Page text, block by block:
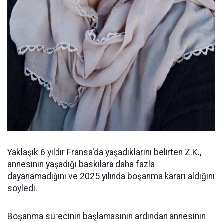
Yaklaşık 6 yıldır Fransa'da yaşadıklarını belirten Z.K.,
annesinin yaşadığı baskılara daha fazla
dayanamadığını ve 2025 yılında boşanma kararı aldığını
söyledi.
Boşanma sürecinin başlamasının ardından annesinin